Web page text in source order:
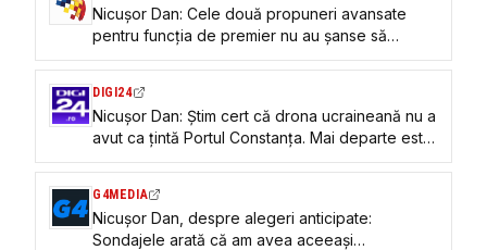
Nicușor Dan: Cele două propuneri avansate
pentru funcția de premier nu au șanse să
strângă majoritate parlamentară
DIGI24
Nicuşor Dan: Știm cert că drona ucraineană nu a
avut ca ţintă Portul Constanţa. Mai departe este
un răspuns tehnic
G4MEDIA
Nicușor Dan, despre alegeri anticipate:
Sondajele arată că am avea aceeași